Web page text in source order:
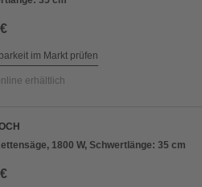
im Markt prüfen
erhältlich
1800 W, Schwertlänge: 35 cm